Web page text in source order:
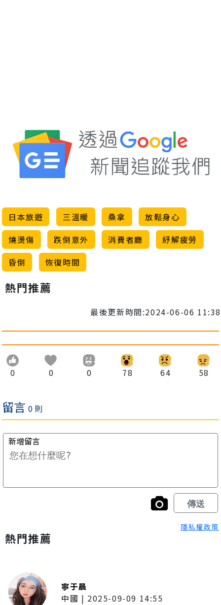
日本旅遊 三溫暖 桑拿
放鬆身心
燒燙傷
跌倒意外 消費者廳
紓解疲勞
昏倒
恢復時間
熱門推薦
最後更新時間:2024-06-06 11:38
0 0 0 78 64 58
隱私權政策
熱門推薦
寧于晨
中國 | 2025-09-09 14:55